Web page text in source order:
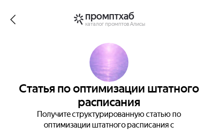
промптхаб
каталог промптов Алисы
Статья по оптимизации штатного
расписания
Получите структурированную статью по
оптимизации штатного расписания с